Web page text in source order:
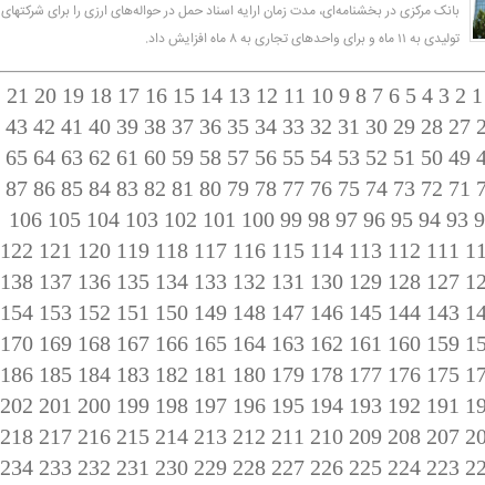
بانک مرکزی در بخشنامه‌ای، مدت زمان ارایه اسناد حمل در حواله‌های ارزی را برای شرکتهای
تولیدی به ۱۱ ماه و برای واحدهای تجاری به ۸ ماه افزایش داد.
1
2
3
4
5
6
7
8
9
10
11
12
13
14
15
16
17
18
19
20
21
27
28
29
30
31
32
33
34
35
36
37
38
39
40
41
42
43
49
50
51
52
53
54
55
56
57
58
59
60
61
62
63
64
65
71
72
73
74
75
76
77
78
79
80
81
82
83
84
85
86
87
93
94
95
96
97
98
99
100
101
102
103
104
105
106
111
112
113
114
115
116
117
118
119
120
121
122
127
128
129
130
131
132
133
134
135
136
137
138
143
144
145
146
147
148
149
150
151
152
153
154
159
160
161
162
163
164
165
166
167
168
169
170
175
176
177
178
179
180
181
182
183
184
185
186
191
192
193
194
195
196
197
198
199
200
201
202
207
208
209
210
211
212
213
214
215
216
217
218
223
224
225
226
227
228
229
230
231
232
233
234